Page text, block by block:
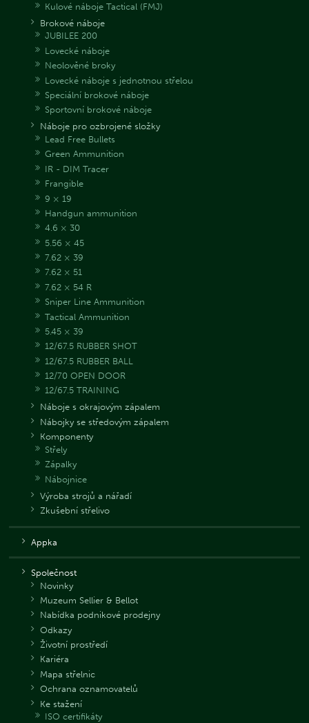
Kulové náboje Tactical (FMJ)
Brokové náboje
JUBILEE 200
Lovecké náboje
Neolověné broky
Lovecké náboje s jednotnou střelou
Speciální brokové náboje
Sportovní brokové náboje
Náboje pro ozbrojené složky
Lead Free Bullets
Green Ammunition
IR - DIM Tracer
Frangible
9 × 19
Handgun ammunition
4.6 × 30
5.56 × 45
7.62 × 39
7.62 × 51
7.62 × 54 R
Sniper Line Ammunition
Tactical Ammunition
5.45 × 39
12/67.5 RUBBER SHOT
12/67.5 RUBBER BALL
12/70 OPEN DOOR
12/67.5 TRAINING
Náboje s okrajovým zápalem
Nábojky se středovým zápalem
Komponenty
Střely
Zápalky
Nábojnice
Výroba strojů a nářadí
Zkušební střelivo
Appka
Společnost
Novinky
Muzeum Sellier & Bellot
Nabídka podnikové prodejny
Odkazy
Životní prostředí
Kariéra
Mapa střelnic
Ochrana oznamovatelů
Ke stažení
ISO certifikáty